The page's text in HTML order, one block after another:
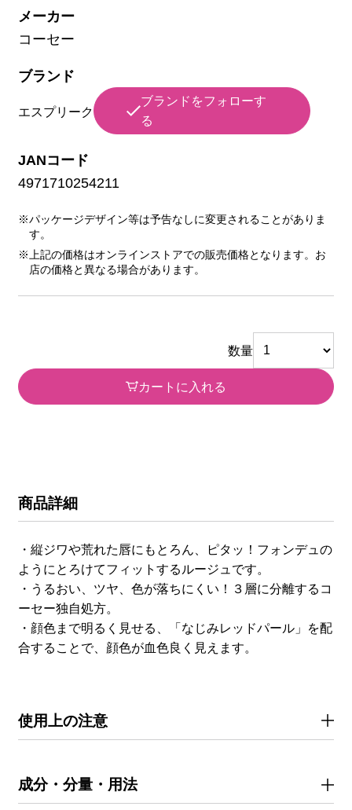
メーカー
コーセー
ブランド
エスプリーク
ブランドをフォローす
る
JANコード
4971710254211
※パッケージデザイン等は予告なしに変更されることがありま
す。
※上記の価格はオンラインストアでの販売価格となります。お
店の価格と異なる場合があります。
数量
カートに入れる
商品詳細
・縦ジワや荒れた唇にもとろん、ピタッ！フォンデュの
ようにとろけてフィットするルージュです。
・うるおい、ツヤ、色が落ちにくい！３層に分離するコ
ーセー独自処方。
・顔色まで明るく見せる、「なじみレッドパール」を配
合することで、顔色が血色良く見えます。
使用上の注意
成分・分量・用法